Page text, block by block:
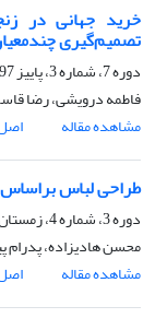
خرید جهانی در
تصمیم‌گیری
دوره 7، شماره 3، پاییز 1397، صفحه
فاطمه درویشی، رضا
مشاهده مقاله
طراحی لباس
دوره 3، شماره 4، زمستان 1392، صفحه
محسن هادیزاده، پدرام
مشاهده مقاله